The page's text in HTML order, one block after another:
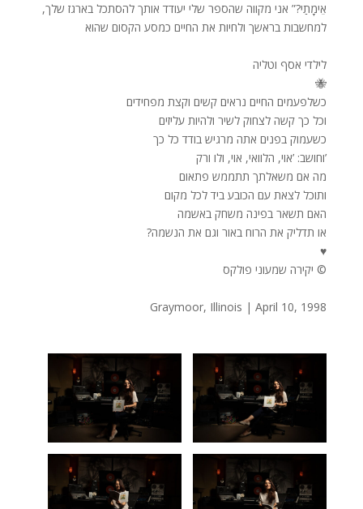
אֵימָתַי?” אני מקווה שהספר שלי יעודד אותך להסתכל בארגז שלך,
למחשבות בראשך ולחיות את החיים כמסע הקסום שהוא
לילדי אסף וטליה
🐝
כשלפעמים החיים נראים קשים וקצת מפחידים
וכל כך קשה לצחוק לשיר ולהיות עליזים
כשעמוק בפנים אתה מרגיש בודד כל כך
וחושב: ’אוי, הלוואי, אוי, ולו ורק’
מה אם משאלתך תתממש פתאום
ותוכל לצאת עם הכובע ביד לכל מקום
האם תשאר בפינה משחק באשמה
?או תדליק את הרוח באור וגם את הנשמה
♥
יקירה שמעוני פולקס ©
Graymoor, Illinois | April 10, 1998